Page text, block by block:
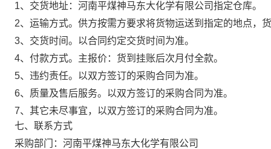
1、交货地址： 河南平煤神马东大化学有限公司指定仓库。
2、运输方式。 供方按需方要求将货物运送到指定的地点，
3、交货时间。 以合同约定交货时间为准。
4、付款方式。 主报价：货到挂账后次月付全款。
5、违约责任。 以双方签订的采购合同为准。
6、质量及售后服务。 以双方签订的采购合同为准。
7、其它未尽事宜，以双方签订的采购合同为准。
七、联系方式
采购部门：河南平煤神马东大化学有限公司